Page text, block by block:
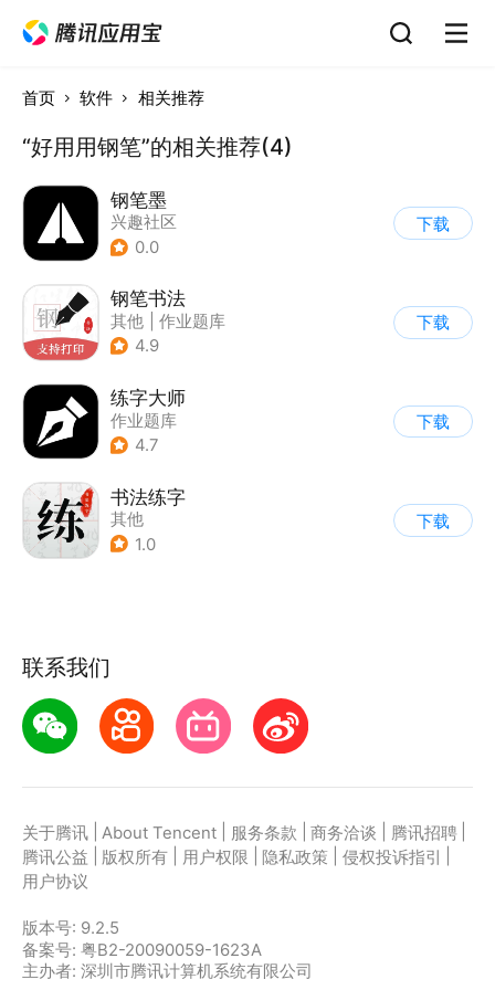
首页 软件 相关推荐
“好用用钢笔”的相关推荐(4)
钢笔墨
兴趣社区
0.0
下载
钢笔书法
其他
作业题库
4.9
下载
练字大师
作业题库
4.7
下载
书法练字
其他
1.0
下载
联系我们
关于腾讯 About Tencent 服务条款 商务洽谈 腾讯招聘
腾讯公益
版权所有 用户权限 隐私政策 侵权投诉指引
用户协议
版本号: 9.2.5
备案号: 粤B2-20090059-1623A
主办者: 深圳市腾讯计算机系统有限公司